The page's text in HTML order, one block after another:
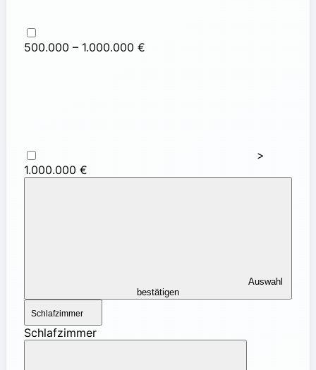
500.000 – 1.000.000 €
>
1.000.000 €
bestätigen
Schlafzimmer
Schlafzimmer